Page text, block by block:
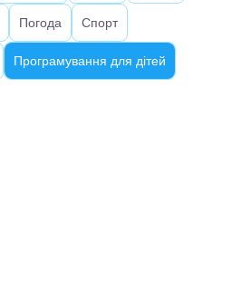
Погода Спорт
Програмування для дітей